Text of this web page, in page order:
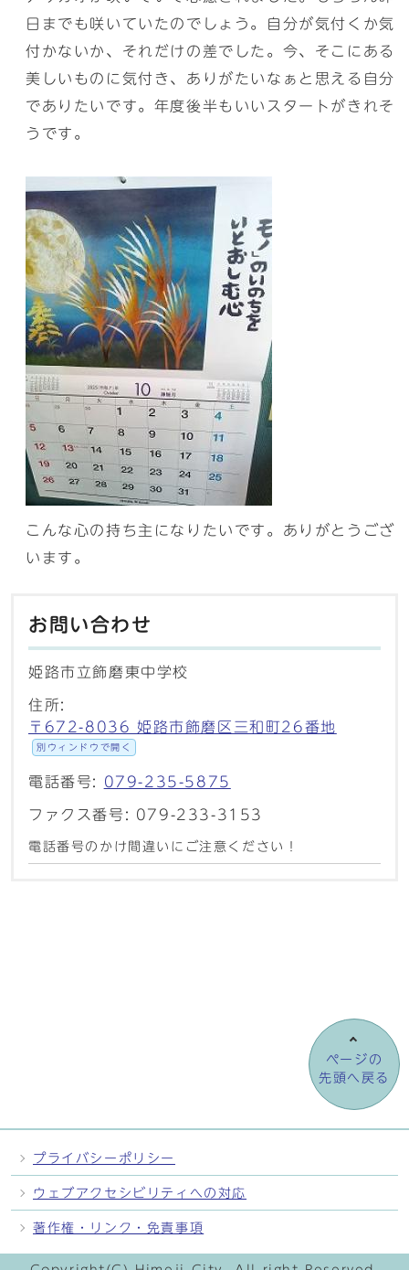
日までも咲いていたのでしょう。自分が気付くか気
付かないか、それだけの差でした。今、そこにある
美しいものに気付き、ありがたいなぁと思える自分
でありたいです。年度後半もいいスタートがきれそ
うです。
こんな心の持ち主になりたいです。ありがとうござ
います。
お問い合わせ
姫路市立飾磨東中学校
住所:
〒672-8036 姫路市飾磨区三和町26番地
別ウィンドウで開く
電話番号: 079-235-5875
ファクス番号: 079-233-3153
電話番号のかけ間違いにご注意ください！
ページの
先頭へ戻る
プライバシーポリシー
ウェブアクセシビリティへの対応
著作権・リンク・免責事項